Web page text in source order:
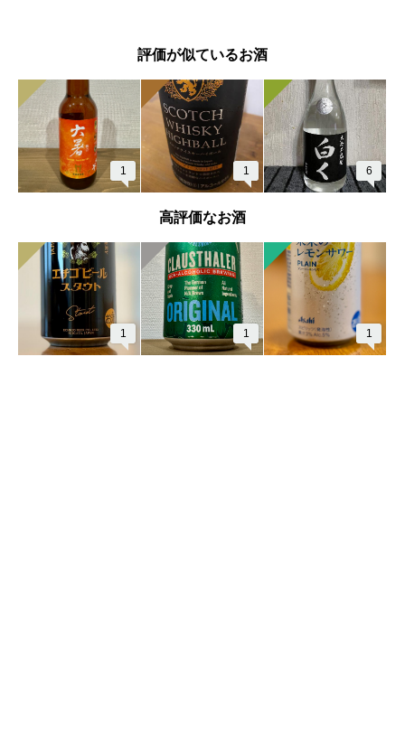
評価が似ているお酒
1 1 6
高評価なお酒
1 1 1